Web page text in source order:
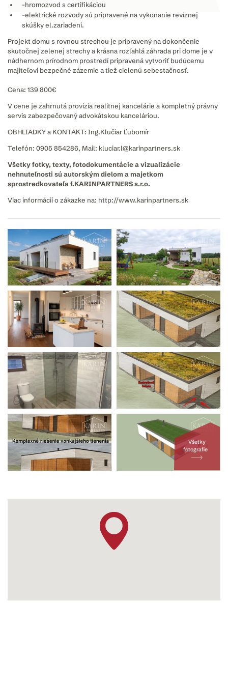
-hromozvod s certifikáciou
-elektrické rozvody sú pripravené na vykonanie revíznej
skúšky el.zariadeni.
Projekt domu s rovnou strechou je pripravený na dokončenie
skutočnej zelenej strechy a krásna rozľahlá záhrada pri dome je v
nádhernom prírodnom prostredí pripravená vytvoriť budúcemu
majiteľovi bezpečné zázemie a tiež cielenú sebestačnosť.
Cena: 139 800€
V cene je zahrnutá provízia realitnej kancelárie a kompletný právny
servis zabezpečovaný advokátskou kanceláriou.
OBHLIADKY a KONTAKT: Ing.Klučiar Ľubomír
Telefón: 0905 854286, Mail: kluciar.l@karinpartners.sk
Všetky fotky, texty, fotodokumentácie a vizualizácie
nehnuteľnosti sú autorským dielom a majetkom
sprostredkovateľa f.KARINPARTNERS s.r.o.
Viac informácií o zákazke na: http://www.karinpartners.sk
Všetky
fotografie